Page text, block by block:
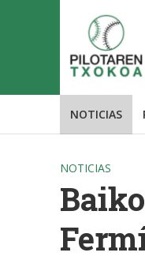
NOTICIAS
NOTICIAS